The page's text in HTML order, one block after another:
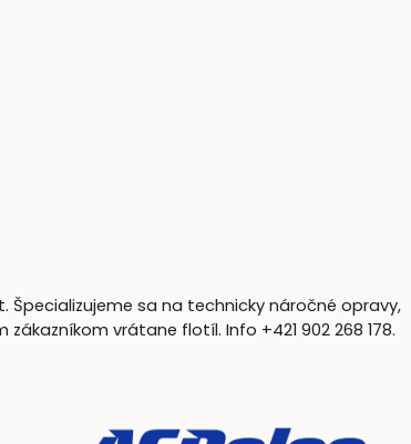
Špecializujeme sa na technicky náročné opravy,
vrátane flotíl. Info +421 902 268 178.